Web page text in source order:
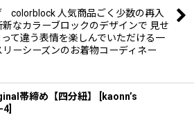
colorblock 人気商品ごく少数の再入
新なカラーブロックのデザインで 見せ
て違う表情を楽しんでいただける一
リーシーズンのお着物コーディネー
帯締め【四分紐】
kaonn’s
4]